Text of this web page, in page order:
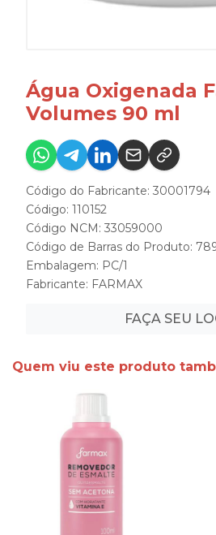
Água Oxigenada
Volumes 90 ml
Código do Fabricante: 30001794
Código: 110152
Código NCM: 33059000
Código de Barras do Produto:
Embalagem: PC/1
Fabricante: FARMAX
FAÇA SEU
Quem viu este produto